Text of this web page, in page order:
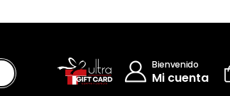
Bienvenido
Mi cuenta